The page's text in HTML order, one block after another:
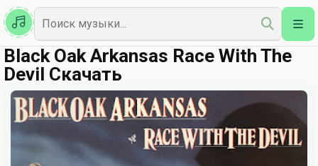
Казахская
Наш Топ
Black Oak Arkansas Race With The
Devil Скачать